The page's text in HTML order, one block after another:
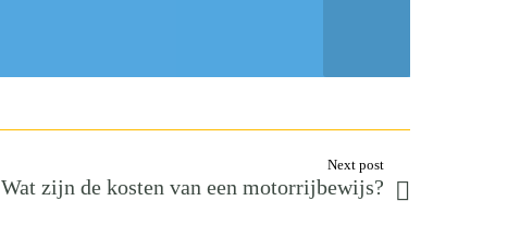
Next post
Wat zijn de kosten van een motorrijbewijs?